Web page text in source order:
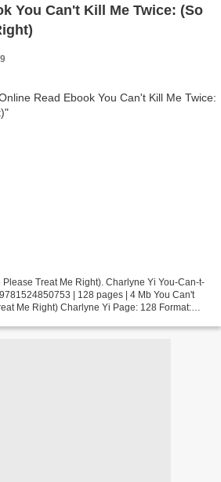
You Can't Kill Me Twice: (So
Please Treat Me Right). Charlyne Yi You-Can-t-
| 128 pages | 4 Mb You Can't
Me Right) Charlyne Yi Page: 128 Format: